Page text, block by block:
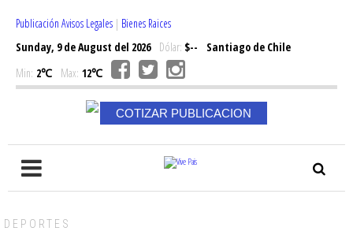
Publicación Avisos Legales | Bienes Raices
Sunday, 9 de August del 2026Dólar: $--
Santiago de Chile
Min: 2℃ Max: 12℃
COTIZAR PUBLICACION
DEPORTES